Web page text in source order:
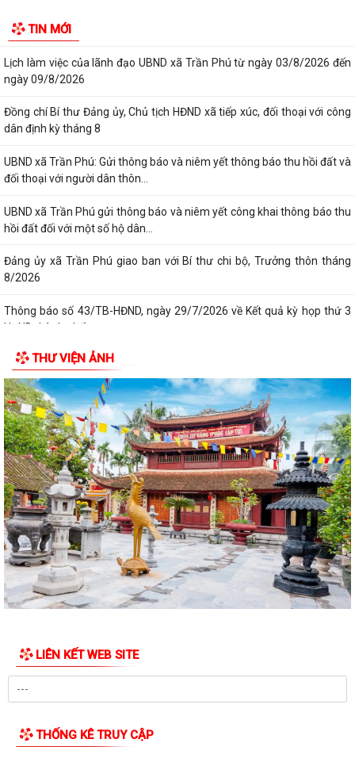
TIN MỚI
Giấy mời tiếp công dân của đồng chí Chủ tịch UBND xã (05/8/2026)
Lịch làm việc của lãnh đạo UBND xã Trần Phú từ ngày 03/8/2026 đến
ngày 09/8/2026
Đồng chí Bí thư Đảng ủy, Chủ tịch HĐND xã tiếp xúc, đối thoại với công
dân định kỳ tháng 8
UBND xã Trần Phú: Gửi thông báo và niêm yết thông báo thu hồi đất và
đối thoại với người dân thôn...
UBND xã Trần Phú gửi thông báo và niêm yết công khai thông báo thu
hồi đất đối với một số hộ dân...
Đảng ủy xã Trần Phú giao ban với Bí thư chi bộ, Trưởng thôn tháng
8/2026
Thông báo số 43/TB-HĐND, ngày 29/7/2026 về Kết quả kỳ họp thứ 3
HĐND thành phố
Tổng Bí thư, Chủ tịch nước Tô Lâm chỉ đạo 5 nhiệm vụ trọng tâm tại
Hội nghị toàn quốc quán triệt...
Nghị quyết 34/NQ-HĐND, ngày 28/7/2026 của HĐND thành phố về việc
sửa đổi, bổ sung bảng giá đất lần...
Nghị quyết 33/NQ-HĐND, ngày 28/7/2026 của HĐND thành phố về việc
thông qua điều chỉnh, bổ sung danh...
Nghị quyết số 32/NQ-HĐND, ngày 28/7/2026 của HĐND thành phố về
việc điều chỉnh, bổ sung kế hoạch...
Nghị quyết số 30/NQ-HĐND, ngày 28/7/2026 của HĐND thành phố về
chất vấn tại kỳ họp thứ 3 (kỳ họp...
Nghị quyết 26/2026/NQ-HĐND, ngày 28/7/2026 của HĐND thành phố
Nghị quyết số 25/2026/NQ-HĐND, ngày 28/7/2026 của HĐND thành
phố Hải Phòng quy định tiêu chí thành...
phố Nghị quyết quy định mức trợ cấp...
THƯ VIỆN ẢNH
LIÊN KẾT WEB SITE
THỐNG KÊ TRUY CẬP